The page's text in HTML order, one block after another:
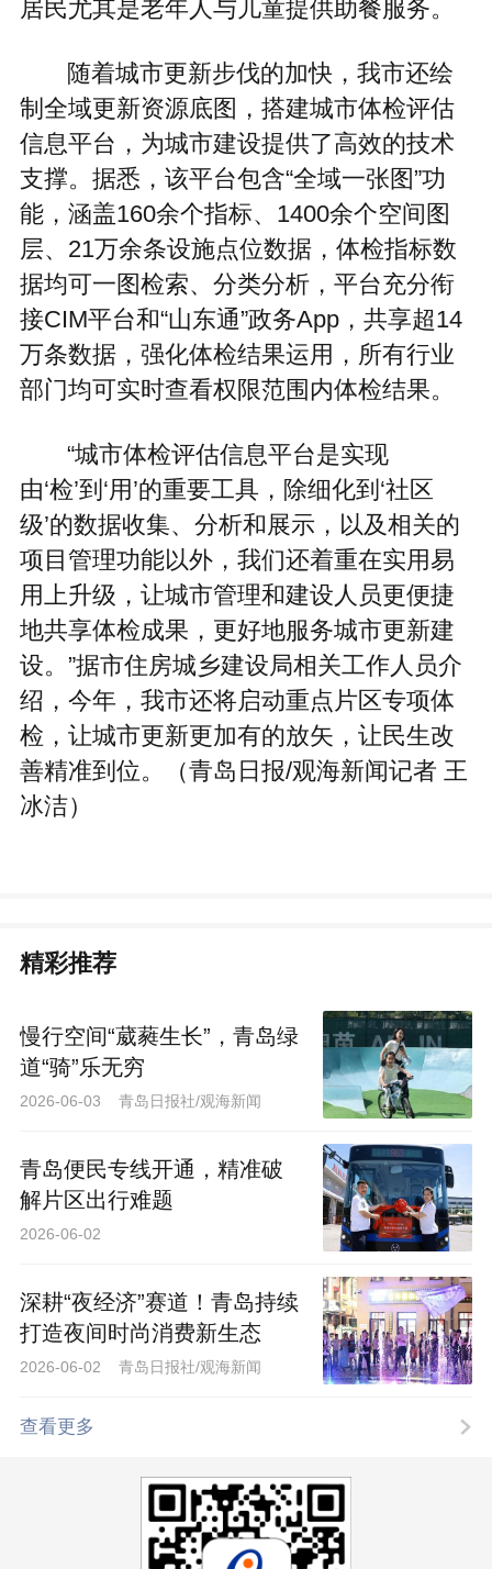
随着城市更新步伐的加快，我市还绘
制全域更新资源底图，搭建城市体检评估
信息平台，为城市建设提供了高效的技术
支撑。据悉，该平台包含“全域一张图”功
能，涵盖160余个指标、1400余个空间图
层、21万余条设施点位数据，体检指标数
据均可一图检索、分类分析，平台充分衔
接CIM平台和“山东通”政务App，共享超14
万条数据，强化体检结果运用，所有行业
部门均可实时查看权限范围内体检结果。
“城市体检评估信息平台是实现
由‘检’到‘用’的重要工具，除细化到‘社区
级’的数据收集、分析和展示，以及相关的
项目管理功能以外，我们还着重在实用易
用上升级，让城市管理和建设人员更便捷
地共享体检成果，更好地服务城市更新建
设。”据市住房城乡建设局相关工作人员介
绍，今年，我市还将启动重点片区专项体
检，让城市更新更加有的放矢，让民生改
善精准到位。（青岛日报/观海新闻记者 王
冰洁）
道“骑”乐无穷
2026-06-03 青岛日报社/观海新闻
解片区出行难题
2026-06-02
打造夜间时尚消费新生态
2026-06-02 青岛日报社/观海新闻